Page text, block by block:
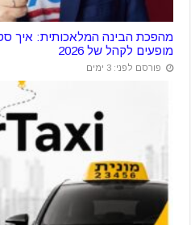
מהפכת הבינה המלאכותית: איך
מופעים לקהל של 2026
פורסם לפני: 3 ימים